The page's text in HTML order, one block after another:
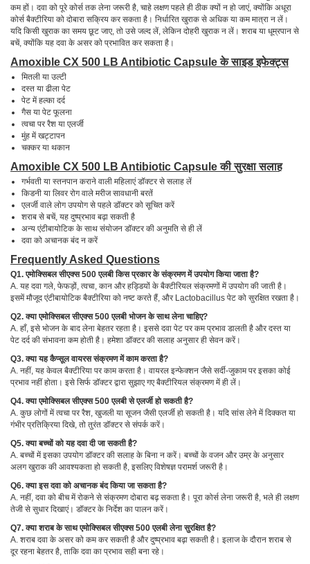
कम हों। दवा को पूरे कोर्स तक लेना जरूरी है, चाहे लक्षण पहले ही ठीक क्यों न हो जाएं, क्योंकि अधूरा
कोर्स बैक्टीरिया को दोबारा सक्रिय कर सकता है। निर्धारित खुराक से अधिक या कम मात्रा न लें।
यदि किसी खुराक का समय छूट जाए, तो उसे जल्द लें, लेकिन दोहरी खुराक न लें। शराब या धूम्रपान से
बचें, क्योंकि यह दवा के असर को प्रभावित कर सकता है।
Amoxible CX 500 LB Antibiotic Capsule के साइड इफेक्ट्स
मितली या उल्टी
दस्त या ढीला पेट
पेट में हल्का दर्द
गैस या पेट फूलना
त्वचा पर रैश या एलर्जी
मुंह में खट्टापन
चक्कर या थकान
Amoxible CX 500 LB Antibiotic Capsule की सुरक्षा सलाह
गर्भवती या स्तनपान कराने वाली महिलाएं डॉक्टर से सलाह लें
किडनी या लिवर रोग वाले मरीज सावधानी बरतें
एलर्जी वाले लोग उपयोग से पहले डॉक्टर को सूचित करें
शराब से बचें, यह दुष्प्रभाव बढ़ा सकती है
अन्य एंटीबायोटिक के साथ संयोजन डॉक्टर की अनुमति से ही लें
दवा को अचानक बंद न करें
Frequently Asked Questions
Q1. एमोक्सिबल सीएक्स 500 एलबी किस प्रकार के संक्रमण में उपयोग किया जाता है?
A. यह दवा गले, फेफड़ों, त्वचा, कान और हड्डियों के बैक्टीरियल संक्रमणों में उपयोग की जाती है।
इसमें मौजूद एंटीबायोटिक बैक्टीरिया को नष्ट करते हैं, और Lactobacillus पेट को सुरक्षित रखता है।
Q2. क्या एमोक्सिबल सीएक्स 500 एलबी भोजन के साथ लेना चाहिए?
A. हाँ, इसे भोजन के बाद लेना बेहतर रहता है। इससे दवा पेट पर कम प्रभाव डालती है और दस्त या
पेट दर्द की संभावना कम होती है। हमेशा डॉक्टर की सलाह अनुसार ही सेवन करें।
Q3. क्या यह कैप्सूल वायरस संक्रमण में काम करता है?
A. नहीं, यह केवल बैक्टीरिया पर काम करता है। वायरल इन्फेक्शन जैसे सर्दी-जुकाम पर इसका कोई
प्रभाव नहीं होता। इसे सिर्फ डॉक्टर द्वारा सुझाए गए बैक्टीरियल संक्रमण में ही लें।
Q4. क्या एमोक्सिबल सीएक्स 500 एलबी से एलर्जी हो सकती है?
A. कुछ लोगों में त्वचा पर रैश, खुजली या सूजन जैसी एलर्जी हो सकती है। यदि सांस लेने में दिक्कत या
गंभीर प्रतिक्रिया दिखे, तो तुरंत डॉक्टर से संपर्क करें।
Q5. क्या बच्चों को यह दवा दी जा सकती है?
A. बच्चों में इसका उपयोग डॉक्टर की सलाह के बिना न करें। बच्चों के वजन और उम्र के अनुसार
अलग खुराक की आवश्यकता हो सकती है, इसलिए विशेषज्ञ परामर्श जरूरी है।
Q6. क्या इस दवा को अचानक बंद किया जा सकता है?
A. नहीं, दवा को बीच में रोकने से संक्रमण दोबारा बढ़ सकता है। पूरा कोर्स लेना जरूरी है, भले ही लक्षण
तेजी से सुधार दिखाएं। डॉक्टर के निर्देश का पालन करें।
Q7. क्या शराब के साथ एमोक्सिबल सीएक्स 500 एलबी लेना सुरक्षित है?
A. शराब दवा के असर को कम कर सकती है और दुष्प्रभाव बढ़ा सकती है। इलाज के दौरान शराब से
दूर रहना बेहतर है, ताकि दवा का प्रभाव सही बना रहे।